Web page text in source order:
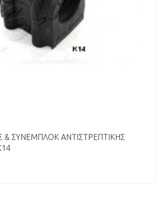
& ΣΥΝΕΜΠΛΌΚ ΑΝΤΙΣΤΡΕΠΤΙΚΉΣ